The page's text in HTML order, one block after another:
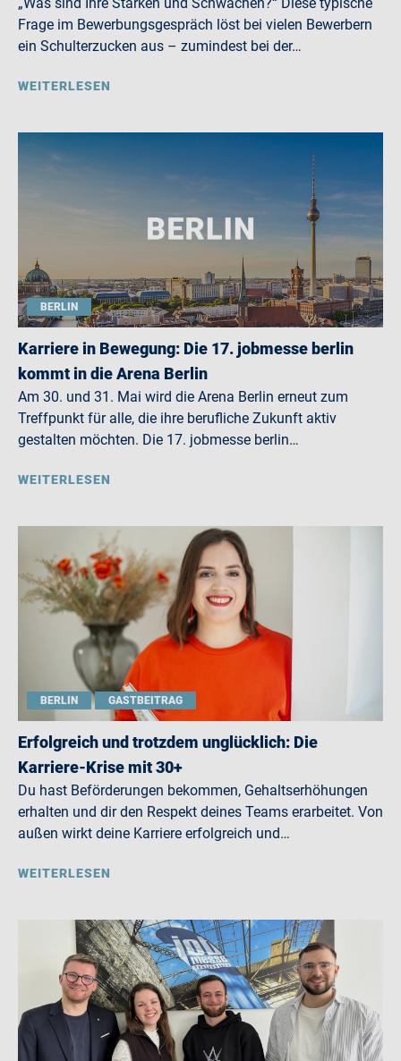
Frage im Bewerbungsgespräch löst bei vielen Bewerbern
ein Schulterzucken aus – zumindest bei der…
WEITERLESEN
BERLIN
Karriere in Bewegung: Die 17. jobmesse berlin
kommt in die Arena Berlin
Am 30. und 31. Mai wird die Arena Berlin erneut zum
Treffpunkt für alle, die ihre berufliche Zukunft aktiv
gestalten möchten. Die 17. jobmesse berlin…
WEITERLESEN
BERLIN GASTBEITRAG
Erfolgreich und trotzdem unglücklich: Die
Karriere-Krise mit 30+
Du hast Beförderungen bekommen, Gehaltserhöhungen
erhalten und dir den Respekt deines Teams erarbeitet. Von
außen wirkt deine Karriere erfolgreich und…
WEITERLESEN